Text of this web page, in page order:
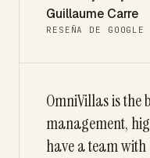
Guillaume Carre
RESEÑA DE GOOGLE
OmniVillas is the
management,
have a team with